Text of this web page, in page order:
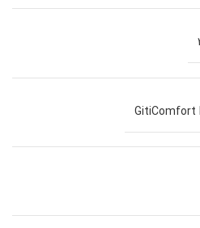
GitiComfort